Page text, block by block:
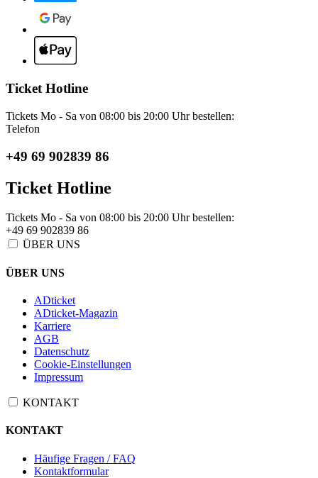
Ticket Hotline
Tickets Mo - Sa von 08:00 bis 20:00 Uhr bestellen:
Telefon
+49 69 902839 86
Ticket Hotline
Tickets Mo - Sa von 08:00 bis 20:00 Uhr bestellen:
+49 69 902839 86
ÜBER UNS
ÜBER UNS
ADticket
ADticket-Magazin
Karriere
AGB
Datenschutz
Cookie-Einstellungen
Impressum
KONTAKT
KONTAKT
Häufige Fragen / FAQ
Kontaktformular